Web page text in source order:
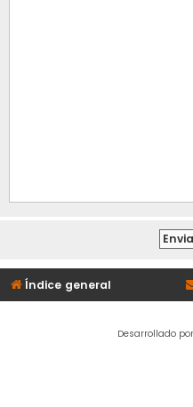
Índice general
Desarrollado por